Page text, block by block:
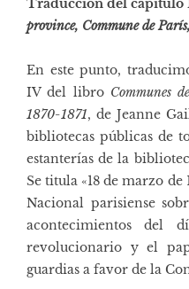
Traducción del capítulo
province, Commune de
En este punto,
IV del libro Communes
1870-1871, de Jeanne
bibliotecas públicas de
estanterías de la
Se titula «18 de marzo de
Nacional parisiense
acontecimientos del
revolucionario y el
guardias a favor de la